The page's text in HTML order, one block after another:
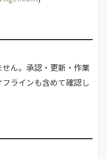
ん。承認・更新・作業
ラインも含めて確認し